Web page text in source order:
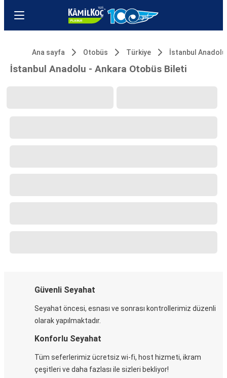
Ana sayfa Otobüs Türkiye İstanbul Anadolu
İstanbul Anadolu - Ankara Otobüs Bileti
Güvenli Seyahat
Seyahat öncesi, esnası ve sonrası kontrollerimiz düzenli
olarak yapılmaktadır.
Konforlu Seyahat
Tüm seferlerimiz ücretsiz wi-fi, host hizmeti, ikram
çeşitleri ve daha fazlası ile sizleri bekliyor!